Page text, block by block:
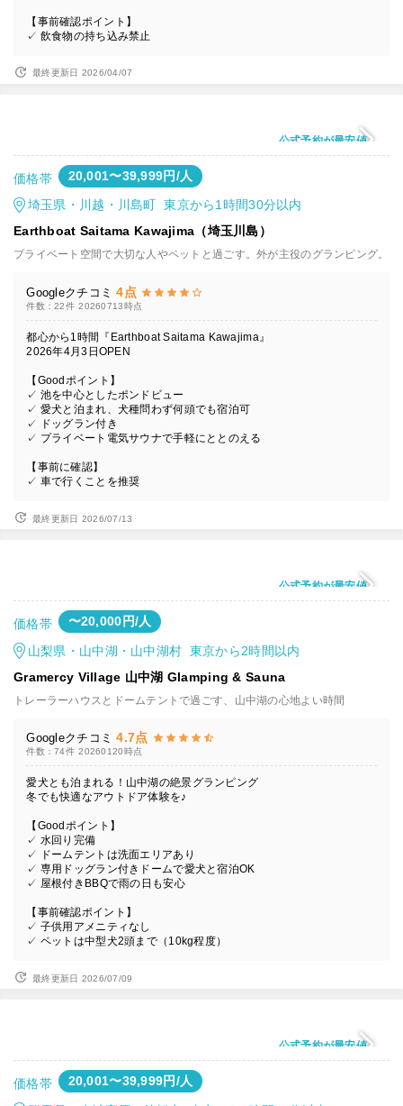
【事前確認ポイント】
✓ 飲食物の持ち込み禁止
最終更新日 2026/04/07
公式予約が最安値
価格帯 20,001〜39,999円/人
埼玉県・川越・川島町 東京から1時間30分以内
Earthboat Saitama Kawajima（埼玉川島）
プライベート空間で大切な人やペットと過ごす。外が主役のグランピング。
Googleクチコミ 4点
件数：22件 20260713時点
都心から1時間『Earthboat Saitama Kawajima』
2026年4月3日OPEN
【Goodポイント】
✓ 池を中心としたポンドビュー
✓ 愛犬と泊まれ、犬種問わず何頭でも宿泊可
✓ ドッグラン付き
✓ プライベート電気サウナで手軽にととのえる
【事前に確認】
✓ 車で行くことを推奨
最終更新日 2026/07/13
公式予約が最安値
価格帯 〜20,000円/人
山梨県・山中湖・山中湖村 東京から2時間以内
Gramercy Village 山中湖 Glamping & Sauna
トレーラーハウスとドームテントで過ごす、山中湖の心地よい時間
Googleクチコミ 4.7点
件数：74件 20260120時点
愛犬とも泊まれる！山中湖の絶景グランピング
冬でも快適なアウトドア体験を♪
【Goodポイント】
✓ 水回り完備
✓ ドームテントは洗面エリアあり
✓ 専用ドッグラン付きドームで愛犬と宿泊OK
✓ 屋根付きBBQで雨の日も安心
【事前確認ポイント】
✓ 子供用アメニティなし
✓ ペットは中型犬2頭まで（10kg程度）
最終更新日 2026/07/09
公式予約が最安値
価格帯 20,001〜39,999円/人